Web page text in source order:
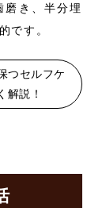
磨き、半分埋
です。
つセルフケ
解説！